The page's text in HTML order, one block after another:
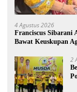
4 Agustus 2026
Franciscus Sibarani
Bawat Keuskupan
2